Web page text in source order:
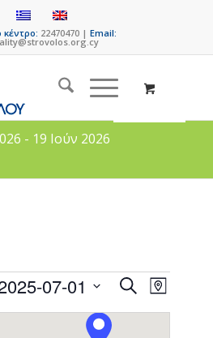
κέντρο: 22470470 |Email:
- 19 Ιούν 2026
Events
Search
SearchEvent
Views
Map
07-01